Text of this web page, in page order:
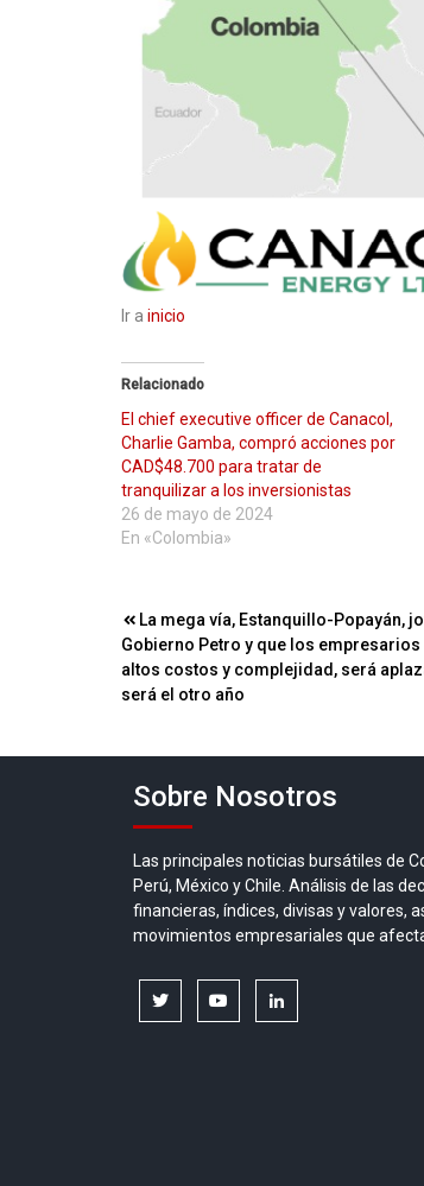
Ir a inicio
Relacionado
El chief executive officer de Canacol,
Charlie Gamba, compró acciones por
CAD$48.700 para tratar de
tranquilizar a los inversionistas
26 de mayo de 2024
En «Colombia»
Navegación
de
entradas
La mega vía, Estanquillo-Popayán,
Gobierno Petro y que los
altos costos y complejidad, será
será el otro año
Sobre Nosotros
Las principales noticias bursátiles de
Perú, México y Chile. Análisis de las
financieras, índices, divisas y valores,
movimientos empresariales que
twitter youtubelinkedin